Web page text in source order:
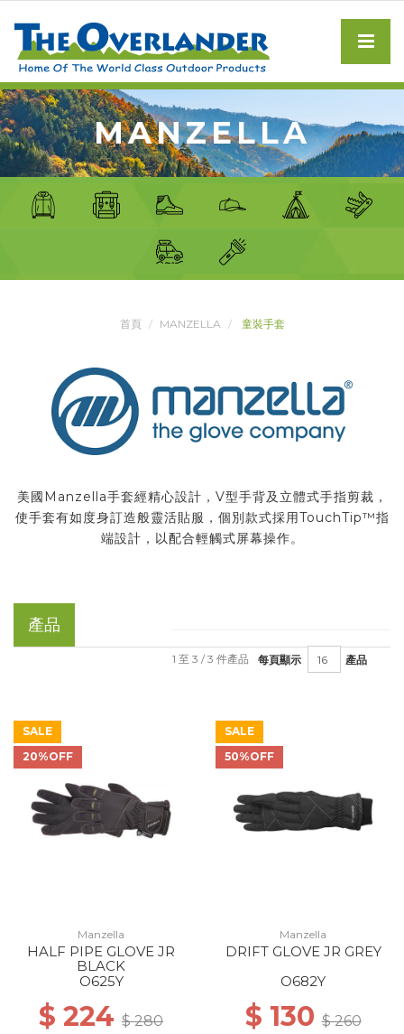
MANZELLA
首頁 MANZELLA 童裝手套
美國Manzella手套經精心設計，V型手背及立體式手指剪裁，
使手套有如度身訂造般靈活貼服，個別款式採用TouchTip™指
端設計，以配合輕觸式屏幕操作。
產品
每頁顯示 產品
1 至 3 / 3 件產品
SALE
20%OFF
Manzella
HALF PIPE GLOVE JR
BLACK
O625Y
$ 224 $ 280
SALE
50%OFF
Manzella
DRIFT GLOVE JR GREY
O682Y
$ 130$ 260